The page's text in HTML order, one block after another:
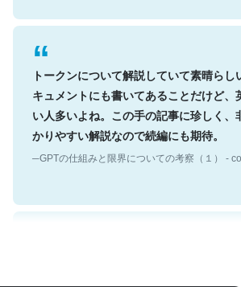
トークンについて解説していて素晴らし
キュメントにも書いてあることだけど、
い人多いよね。この手の記事に珍しく、
かりやすい解説なので続編にも期待。
─GPTの仕組みと限界についての考察（１） -